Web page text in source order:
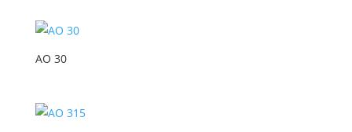
AO 30